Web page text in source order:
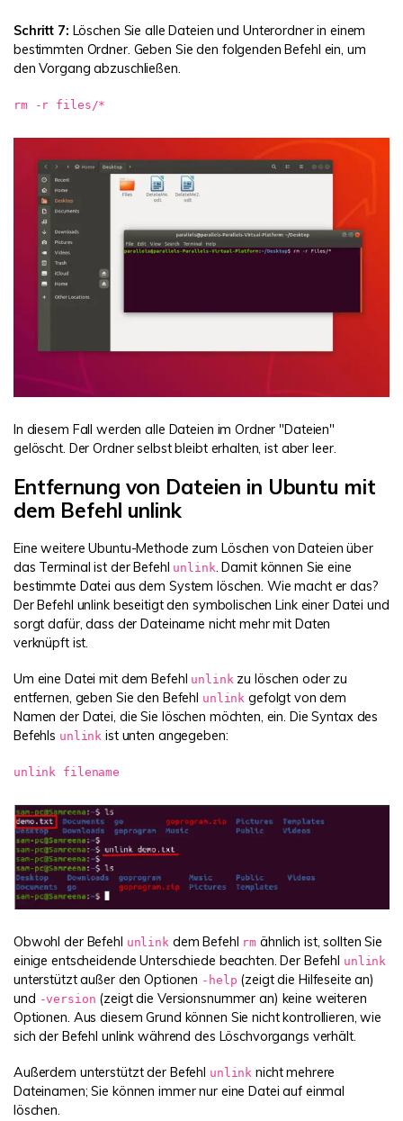
Schritt 7: Löschen Sie alle Dateien und Unterordner in einem
bestimmten Ordner. Geben Sie den folgenden Befehl ein, um
den Vorgang abzuschließen.
rm -r files/*
In diesem Fall werden alle Dateien im Ordner "Dateien"
gelöscht. Der Ordner selbst bleibt erhalten, ist aber leer.
Entfernung von Dateien in Ubuntu mit
dem Befehl unlink
Eine weitere Ubuntu-Methode zum Löschen von Dateien über
das Terminal ist der Befehl unlink. Damit können Sie eine
bestimmte Datei aus dem System löschen. Wie macht er das?
Der Befehl unlink beseitigt den symbolischen Link einer Datei und
sorgt dafür, dass der Dateiname nicht mehr mit Daten
verknüpft ist.
Um eine Datei mit dem Befehl unlinkzu löschen oder zu
entfernen, geben Sie den Befehl unlink gefolgt von dem
Namen der Datei, die Sie löschen möchten, ein. Die Syntax des
Befehls unlink ist unten angegeben:
unlink filename
Obwohl der Befehl unlinkdem Befehl rm ähnlich ist, sollten Sie
einige entscheidende Unterschiede beachten. Der Befehl unlink
unterstützt außer den Optionen -help (zeigt die Hilfeseite an)
und -version (zeigt die Versionsnummer an) keine weiteren
Optionen. Aus diesem Grund können Sie nicht kontrollieren, wie
sich der Befehl unlink während des Löschvorgangs verhält.
Außerdem unterstützt der Befehl unlink nicht mehrere
Dateinamen; Sie können immer nur eine Datei auf einmal
löschen.